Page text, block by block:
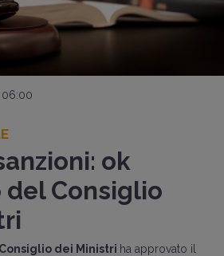
06:00
ok
Consiglio
Consiglio dei Ministri ha approvato il